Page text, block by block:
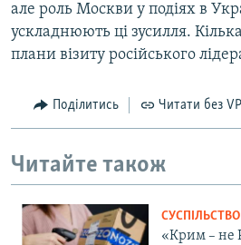
але роль Москви у подіях в
ускладнюють ці зусилля.
плани візиту російського
Поділитись Читати без
Читайте також
СУСПІЛЬСТВО
«Крим – не